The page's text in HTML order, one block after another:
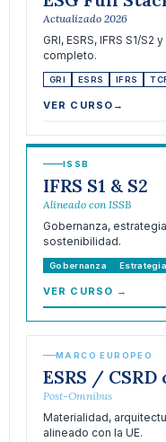
Actualizado 2026
GRI, ESRS, IFRS S1/
completo.
GRI ESRS IFRS
VER CURSO →
ISSB
IFRS S1 & S2
Alineado con ISSB
Gobernanza,
sostenibilidad.
Gobernanza Estrategia
VER CURSO →
MARCO EUROPEO
ESRS /
Post-Omnibus
Materialidad,
alineado con la UE.